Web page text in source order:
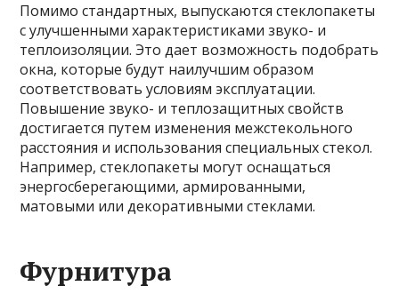
Помимо стандартных, выпускаются стеклопакеты
с улучшенными характеристиками звуко- и
теплоизоляции. Это дает возможность подобрать
окна, которые будут наилучшим образом
соответствовать условиям эксплуатации.
Повышение звуко- и теплозащитных свойств
достигается путем изменения межстекольного
расстояния и использования специальных стекол.
Например, стеклопакеты могут оснащаться
энергосберегающими, армированными,
матовыми или декоративными стеклами.
Фурнитура